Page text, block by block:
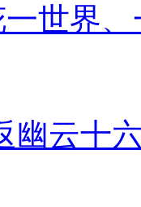
一世界
幽云十